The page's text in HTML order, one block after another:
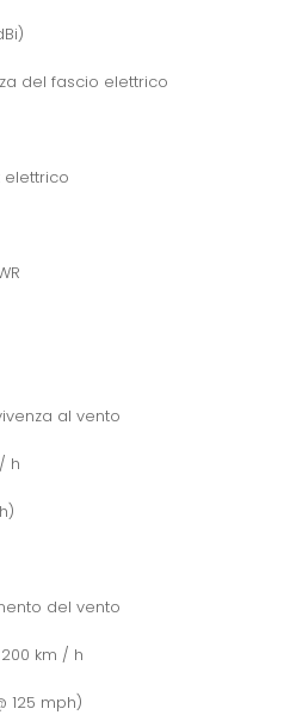
del fascio elettrico
elettrico
al vento
h
del vento
km / h
125 mph)